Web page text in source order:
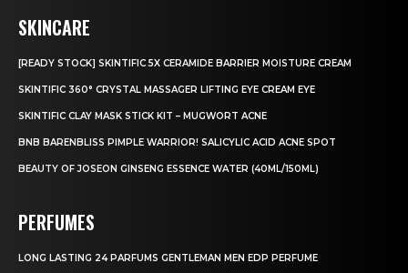
SKINCARE
[READY STOCK] SKINTIFIC 5X CERAMIDE BARRIER MOISTURE CREAM
SKINTIFIC 360° CRYSTAL MASSAGER LIFTING EYE CREAM EYE
SKINTIFIC CLAY MASK STICK KIT – MUGWORT ACNE
BNB BARENBLISS PIMPLE WARRIOR! SALICYLIC ACID ACNE SPOT
BEAUTY OF JOSEON GINSENG ESSENCE WATER (40ML/150ML)
PERFUMES
LONG LASTING 24 PARFUMS GENTLEMAN MEN EDP PERFUME